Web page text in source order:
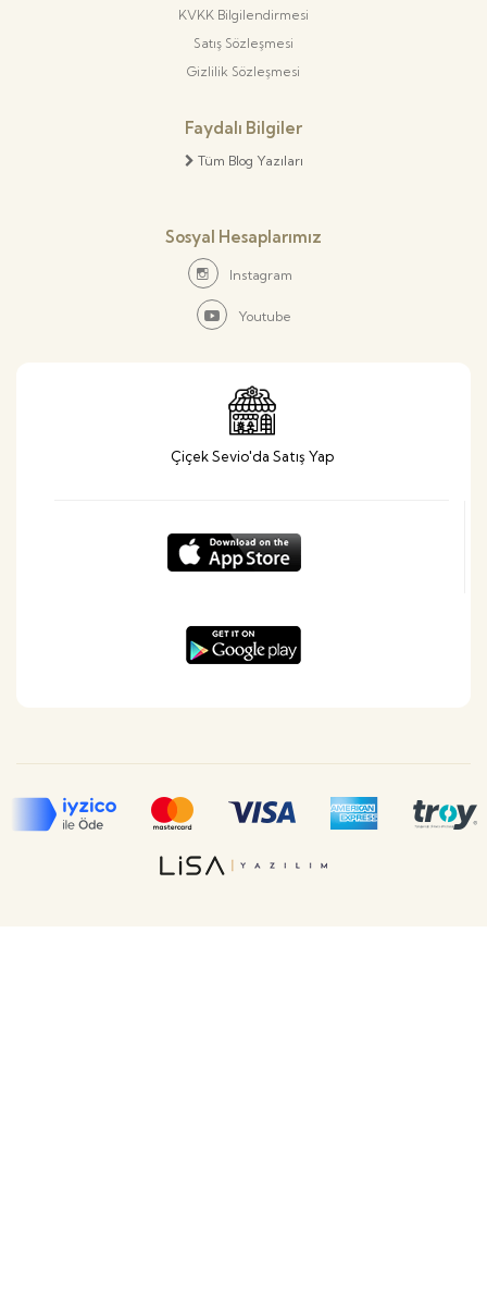
KVKK Bilgilendirmesi
Satış Sözleşmesi
Gizlilik Sözleşmesi
Faydalı Bilgiler
Tüm Blog Yazıları
Sosyal Hesaplarımız
Instagram
Youtube
Çiçek Sevio'da Satış Yap